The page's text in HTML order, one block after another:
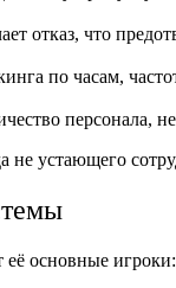
отказ, что
по часам,
персонала,
устающего
её основные игроки: